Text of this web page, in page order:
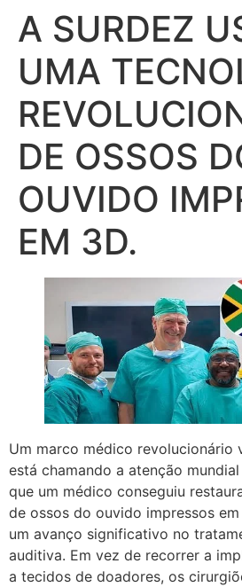
A SURDEZ
UMA
DE OSSOS
OUVIDO
EM 3D.
Um marco médico revolucionário
está chamando a atenção
que um médico conseguiu
de ossos do ouvido impressos
um avanço significativo no
auditiva. Em vez de recorrer a
a tecidos de doadores, os